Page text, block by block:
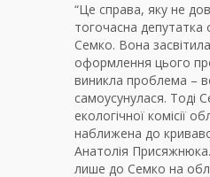
“Це справа, яку не
тогочасна депутатка
Семко. Вона
оформлення цього
виникла проблема –
самоусунулася. Тоді
екологічної комісії
наближена до
Анатолія
лише до Семко на